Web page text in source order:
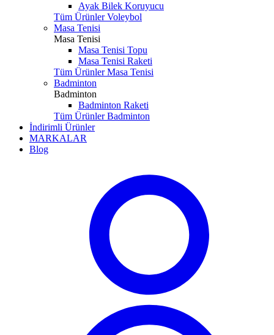
Ayak Bilek Koruyucu
Tüm Ürünler Voleybol
Masa Tenisi
Masa Tenisi
Masa Tenisi Topu
Masa Tenisi Raketi
Tüm Ürünler Masa Tenisi
Badminton
Badminton
Badminton Raketi
Tüm Ürünler Badminton
İndirimli Ürünler
MARKALAR
Blog